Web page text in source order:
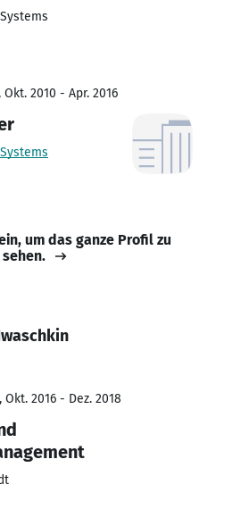
2010 - Apr. 2016
um das ganze Profil zu
sehen.
2016 - Dez. 2018